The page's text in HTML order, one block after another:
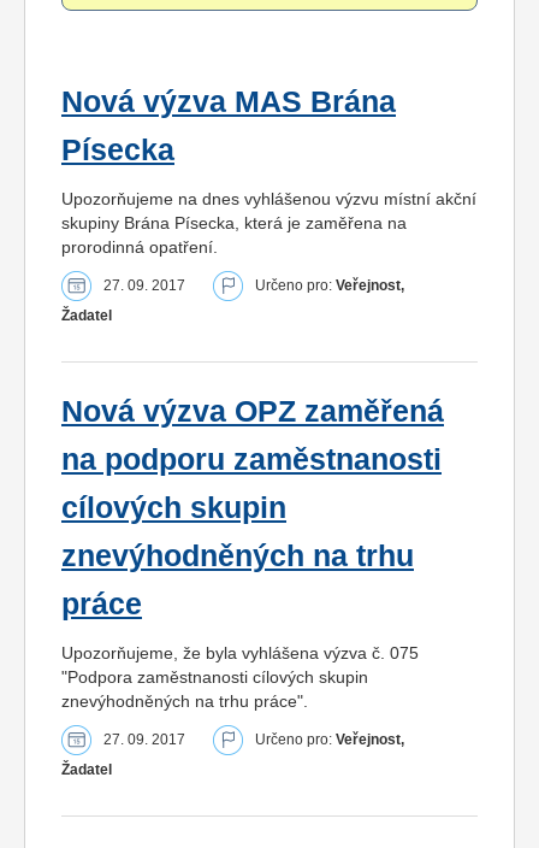
Nová výzva MAS Brána
Písecka
Upozorňujeme na dnes vyhlášenou výzvu místní akční
skupiny Brána Písecka, která je zaměřena na
prorodinná opatření.
27. 09. 2017 Určeno pro: Veřejnost,
Žadatel
Nová výzva OPZ zaměřená
na podporu zaměstnanosti
cílových skupin
znevýhodněných na trhu
práce
Upozorňujeme, že byla vyhlášena výzva č. 075
"Podpora zaměstnanosti cílových skupin
znevýhodněných na trhu práce".
27. 09. 2017 Určeno pro: Veřejnost,
Žadatel